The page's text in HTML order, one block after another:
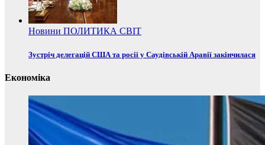
Новини ПОЛИТИКА СВІТ
Зустріч делегацій США та росії у Саудівській Аравії закінчилася
Економіка